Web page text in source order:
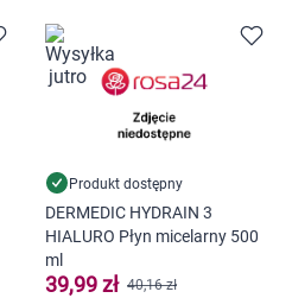
Produkt dostępny
DERMEDIC HYDRAIN 3
HIALURO Płyn micelarny 500
ml
39,99 zł 40,16 zł